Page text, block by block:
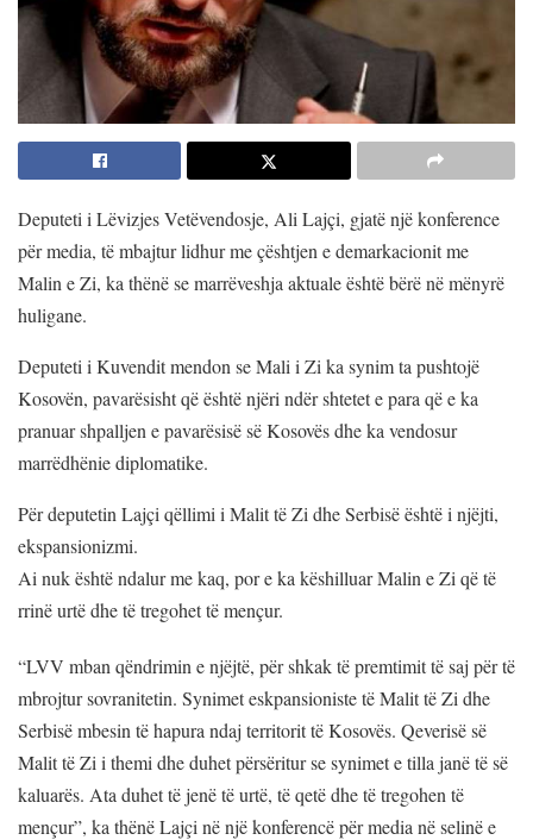
Deputeti i Lëvizjes Vetëvendosje, Ali Lajçi, gjatë një konference
për media, të mbajtur lidhur me çështjen e demarkacionit me
Malin e Zi, ka thënë se marrëveshja aktuale është bërë në mënyrë
huligane.
Deputeti i Kuvendit mendon se Mali i Zi ka synim ta pushtojë
Kosovën, pavarësisht që është njëri ndër shtetet e para që e ka
pranuar shpalljen e pavarësisë së Kosovës dhe ka vendosur
marrëdhënie diplomatike.
Për deputetin Lajçi qëllimi i Malit të Zi dhe Serbisë është i njëjti,
ekspansionizmi.
Ai nuk është ndalur me kaq, por e ka këshilluar Malin e Zi që të
rrinë urtë dhe të tregohet të mençur.
“LVV mban qëndrimin e njëjtë, për shkak të premtimit të saj për të
mbrojtur sovranitetin. Synimet eskpansioniste të Malit të Zi dhe
Serbisë mbesin të hapura ndaj territorit të Kosovës. Qeverisë së
Malit të Zi i themi dhe duhet përsëritur se synimet e tilla janë të së
kaluarës. Ata duhet të jenë të urtë, të qetë dhe të tregohen të
mençur”, ka thënë Lajçi në një konferencë për media në selinë e